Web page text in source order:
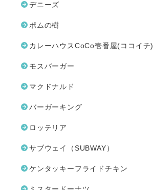
デニーズ
ポムの樹
カレーハウスCoCo壱番屋(ココイチ)
モスバーガー
マクドナルド
バーガーキング
ロッテリア
サブウェイ（SUBWAY）
ケンタッキーフライドチキン